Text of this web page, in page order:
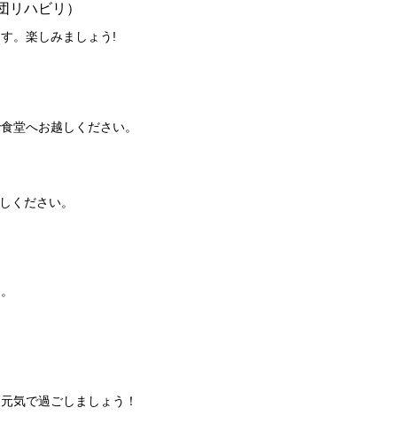
リハビリ）
。楽しみましょう!
堂へお越しください。
ください。
気で過ごしましょう！